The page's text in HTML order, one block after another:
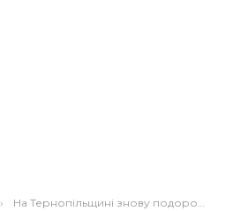
На Тернопільщині знову подорожчає алкоголь